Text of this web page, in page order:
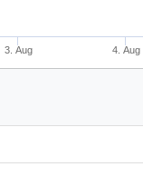
3. Aug 4. Aug